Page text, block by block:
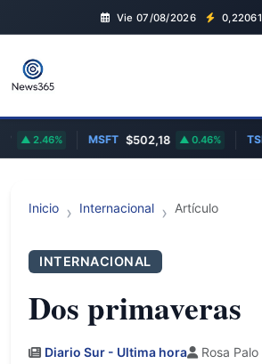
Vie 07/08/2026 0,22061
2.46% MSFT $502,18 0.46% TSLA
Inicio Internacional Artículo
INTERNACIONAL
Dos primaveras
Diario Sur - Ultima hora
Rosa Palo